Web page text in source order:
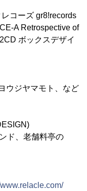
コーズ gr8!records
A Retrospective of
ボックスデザイ
ウジヤマモト、など
ド、老舗料亭の